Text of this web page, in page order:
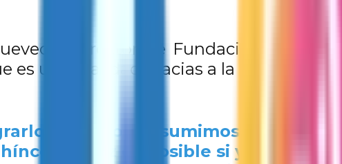
Director de Fundación GC1,
es una realidad gracias a la
si y sólo si asumimos esa
La paz es posible si y sólo si